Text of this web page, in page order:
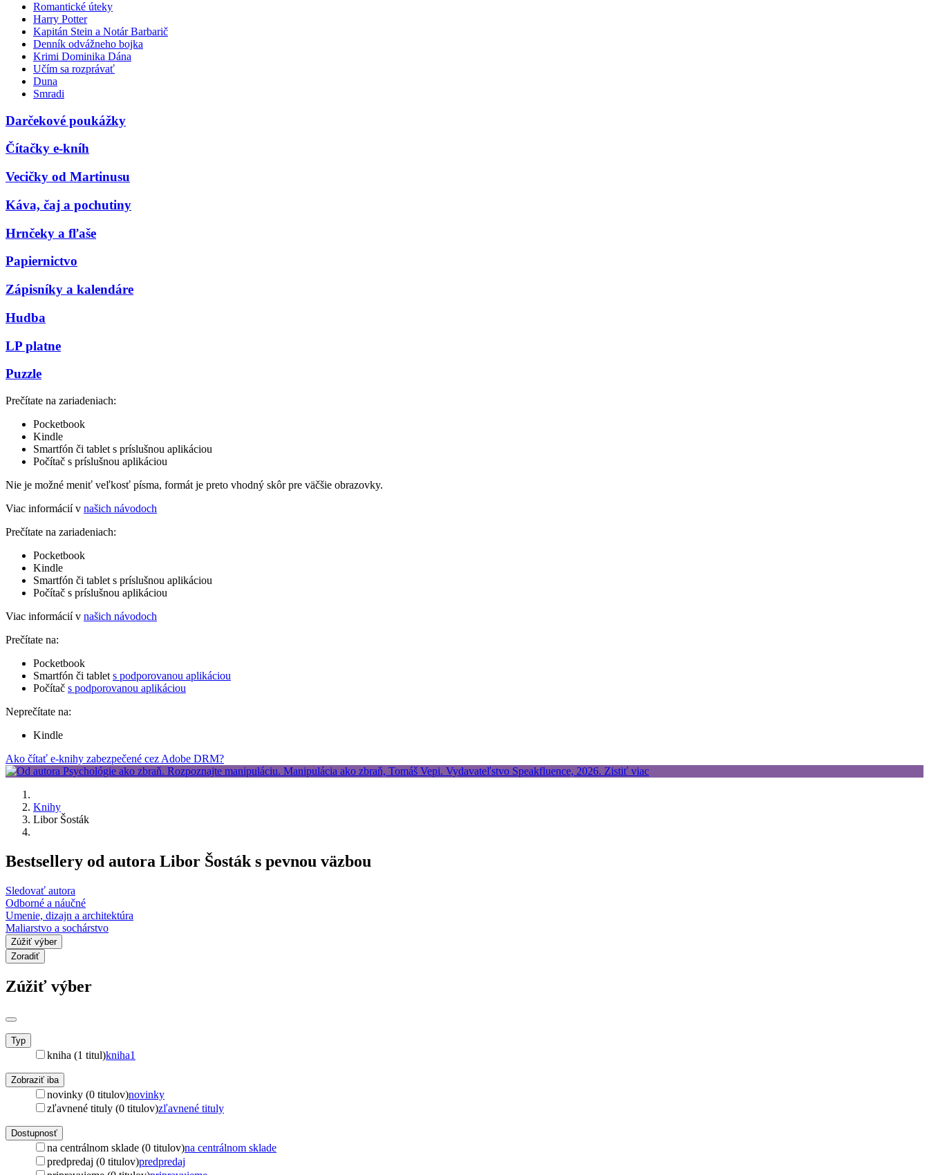
Romantické úteky
Harry Potter
Kapitán Stein a Notár Barbarič
Denník odvážneho bojka
Krimi Dominika Dána
Učím sa rozprávať
Duna
Smradi
Darčekové poukážky
Čítačky e-kníh
Vecičky od Martinusu
Káva, čaj a pochutiny
Hrnčeky a fľaše
Papiernictvo
Zápisníky a kalendáre
Hudba
LP platne
Puzzle
Prečítate na zariadeniach:
Pocketbook
Kindle
Smartfón či tablet s príslušnou aplikáciou
Počítač s príslušnou aplikáciou
Nie je možné meniť veľkosť písma, formát je preto vhodný skôr pre väčšie obrazovky.
Viac informácií v našich návodoch
Prečítate na zariadeniach:
Pocketbook
Kindle
Smartfón či tablet s príslušnou aplikáciou
Počítač s príslušnou aplikáciou
Viac informácií v našich návodoch
Prečítate na:
Pocketbook
Smartfón či tablet s podporovanou aplikáciou
Počítač s podporovanou aplikáciou
Neprečítate na:
Kindle
Ako čítať e-knihy zabezpečené cez Adobe DRM?
Knihy
Libor Šosták
Bestsellery od autora Libor Šosták s pevnou väzbou
Sledovať autora
Odborné a náučné
Umenie, dizajn a architektúra
Maliarstvo a sochárstvo
Zúžiť výber
Zoradiť
Zúžiť výber
Typ
kniha (1 titul)kniha1
Zobraziť iba
novinky (0 titulov)novinky
zľavnené tituly (0 titulov)zľavnené tituly
Dostupnosť
na centrálnom sklade (0 titulov)na centrálnom sklade
predpredaj (0 titulov)predpredaj